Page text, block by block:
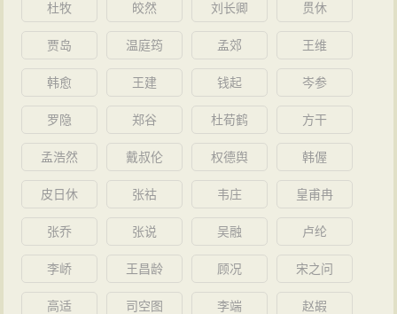
杜牧 皎然 刘长卿 贯休
贾岛 温庭筠 孟郊 王维
韩愈 王建 钱起 岑参
罗隐 郑谷 杜荀鹤 方干
孟浩然 戴叔伦 权德舆 韩偓
皮日休 张祜 韦庄 皇甫冉
张乔 张说 吴融 卢纶
李峤 王昌龄 顾况 宋之问
高适 司空图 李端 赵嘏